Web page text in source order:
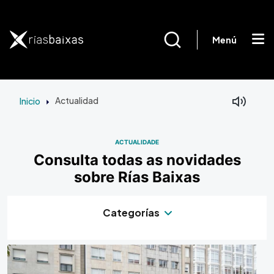
Menú
Inicio Actualidad
ACTUALIDADE
Consulta todas as novidades
sobre Rías Baixas
Categorías